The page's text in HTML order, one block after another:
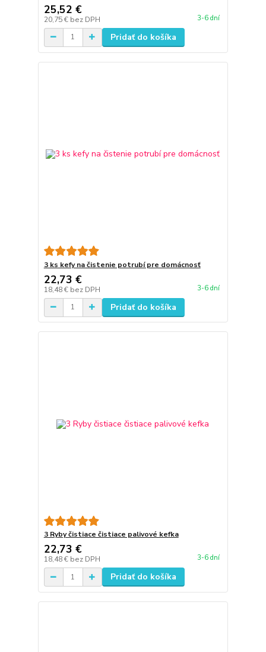
25,52 €
20,75 € bez DPH 3-6 dní
Pridať do košíka
3 ks kefy na čistenie potrubí pre domácnosť
22,73 €
18,48 € bez DPH 3-6 dní
Pridať do košíka
3 Ryby čistiace čistiace palivové kefka
22,73 €
18,48 € bez DPH 3-6 dní
Pridať do košíka